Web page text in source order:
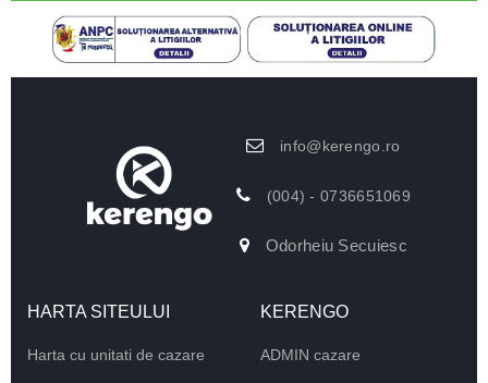
info@kerengo.ro
(004) - 0736651069
Odorheiu Secuiesc
HARTA SITEULUI
Harta cu unitati de cazare
KERENGO
ADMIN cazare